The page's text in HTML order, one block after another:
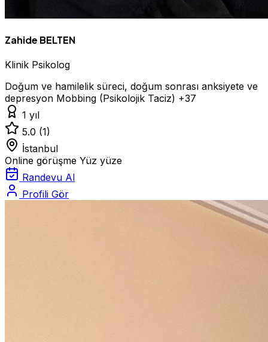
Zahide BELTEN
Klinik Psikolog
Doğum ve hamilelik süreci, doğum sonrası anksiyete ve
depresyon Mobbing (Psikolojik Taciz) +37
1 yıl
5.0 (1)
İstanbul
Online görüşme Yüz yüze
Randevu Al
Profili Gör